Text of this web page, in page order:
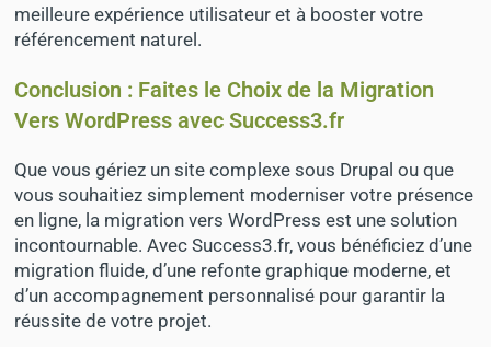
meilleure expérience utilisateur et à booster votre
référencement naturel.
Conclusion : Faites le Choix de la Migration
Vers WordPress avec Success3.fr
Que vous gériez un site complexe sous Drupal ou que
vous souhaitiez simplement moderniser votre présence
en ligne, la migration vers WordPress est une solution
incontournable. Avec Success3.fr, vous bénéficiez d’une
migration fluide, d’une refonte graphique moderne, et
d’un accompagnement personnalisé pour garantir la
réussite de votre projet.